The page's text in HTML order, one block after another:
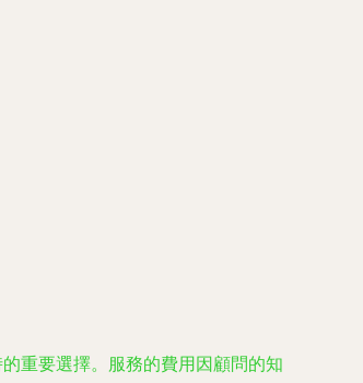
重要選擇。服務的費用因顧問的知